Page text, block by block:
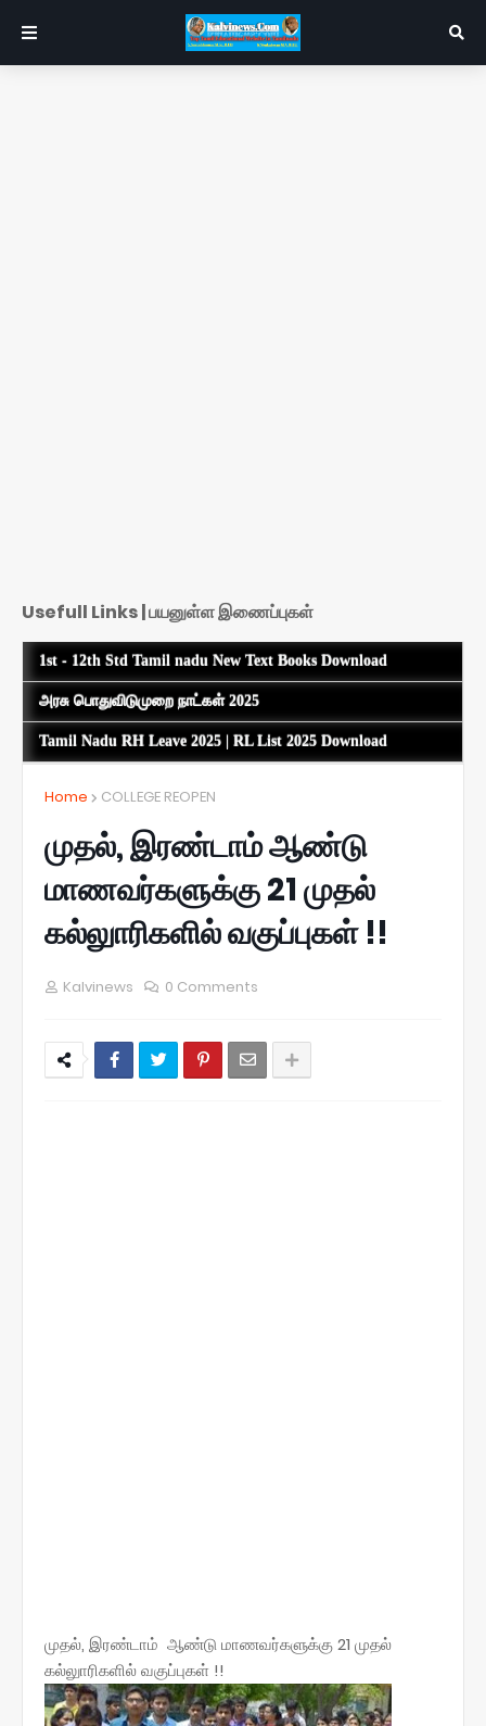
Usefull Links | பயனுள்ள இணைப்புகள்
1st - 12th Std Tamil nadu New Text Books Download
அரசு பொதுவிடுமுறை நாட்கள் 2025
Tamil Nadu RH Leave 2025 | RL List 2025 Download
Home COLLEGE REOPEN
முதல், இரண்டாம் ஆண்டு
மாணவர்களுக்கு 21 முதல்
கல்லுாரிகளில் வகுப்புகள் !!
Kalvinews 0 Comments
முதல், இரண்டாம் ஆண்டு மாணவர்களுக்கு 21 முதல்
கல்லுாரிகளில் வகுப்புகள் !!